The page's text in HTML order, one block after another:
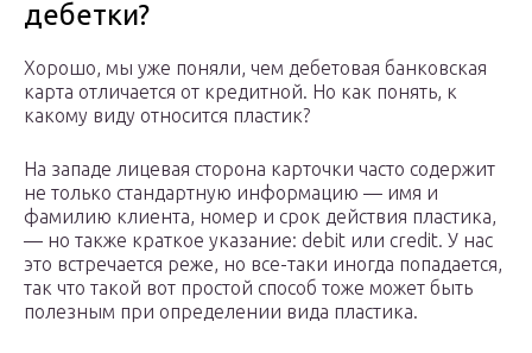
дебетки?
Хорошо, мы уже поняли, чем дебетовая банковская
карта отличается от кредитной. Но как понять, к
какому виду относится пластик?
На западе лицевая сторона карточки часто содержит
не только стандартную информацию — имя и
фамилию клиента, номер и срок действия пластика,
— но также краткое указание: debit или credit. У нас
это встречается реже, но все-таки иногда попадается,
так что такой вот простой способ тоже может быть
полезным при определении вида пластика.